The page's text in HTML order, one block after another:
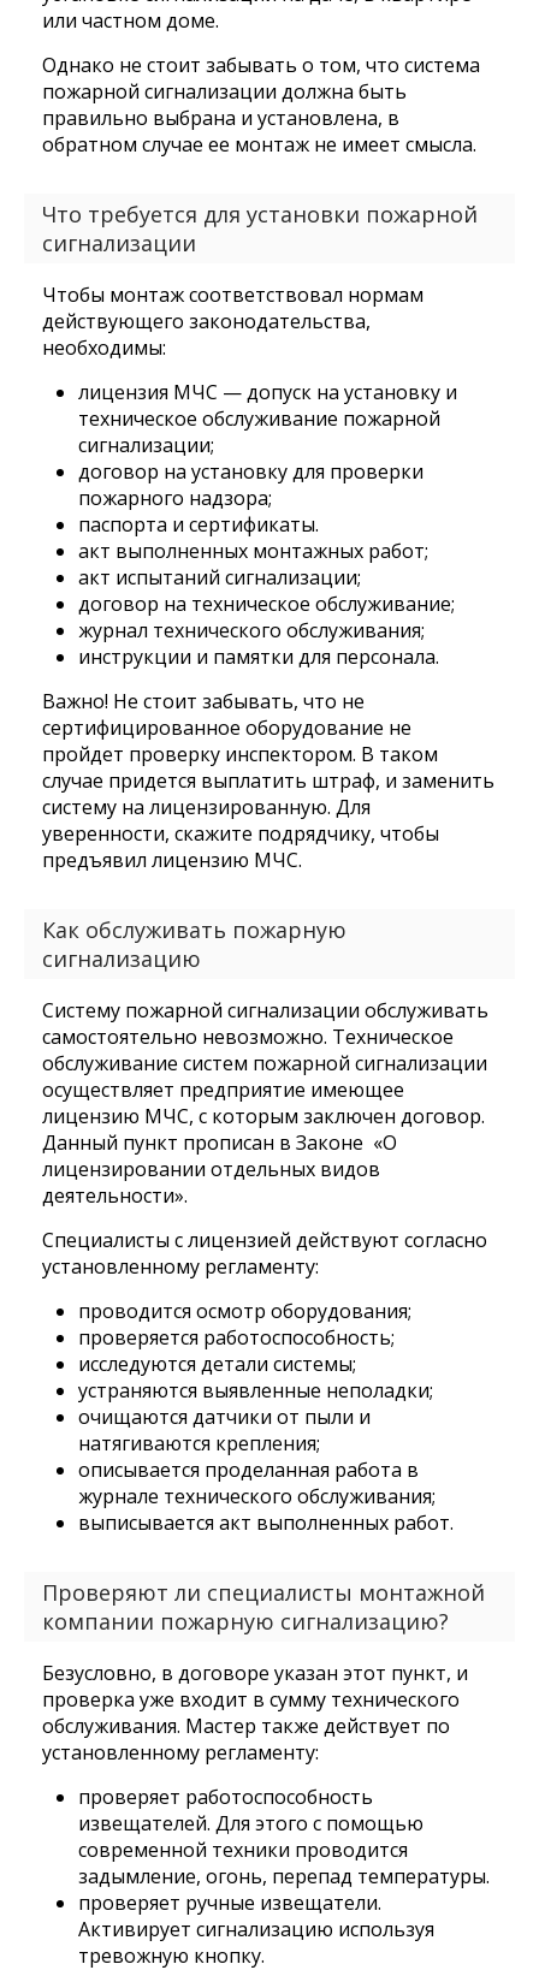
или частном доме.
Однако не стоит забывать о том, что система
пожарной сигнализации должна быть
правильно выбрана и установлена, в
обратном случае ее монтаж не имеет смысла.
Что требуется для установки пожарной
сигнализации
Чтобы монтаж соответствовал нормам
действующего законодательства,
необходимы:
лицензия МЧС — допуск на установку и
техническое обслуживание пожарной
сигнализации;
договор на установку для проверки
пожарного надзора;
паспорта и сертификаты.
акт выполненных монтажных работ;
акт испытаний сигнализации;
договор на техническое обслуживание;
журнал технического обслуживания;
инструкции и памятки для персонала.
Важно! Не стоит забывать, что не
сертифицированное оборудование не
пройдет проверку инспектором. В таком
случае придется выплатить штраф, и заменить
систему на лицензированную. Для
уверенности, скажите подрядчику, чтобы
предъявил лицензию МЧС.
Как обслуживать пожарную
сигнализацию
Систему пожарной сигнализации обслуживать
самостоятельно невозможно. Техническое
обслуживание систем пожарной сигнализации
осуществляет предприятие имеющее
лицензию МЧС, с которым заключен договор.
Данный пункт прописан в Законе «О
лицензировании отдельных видов
деятельности».
Специалисты с лицензией действуют согласно
установленному регламенту:
проводится осмотр оборудования;
проверяется работоспособность;
исследуются детали системы;
устраняются выявленные неполадки;
очищаются датчики от пыли и
натягиваются крепления;
описывается проделанная работа в
журнале технического обслуживания;
выписывается акт выполненных работ.
Проверяют ли специалисты монтажной
компании пожарную сигнализацию?
Безусловно, в договоре указан этот пункт, и
проверка уже входит в сумму технического
обслуживания. Мастер также действует по
установленному регламенту:
проверяет работоспособность
извещателей. Для этого с помощью
современной техники проводится
задымление, огонь, перепад температуры.
проверяет ручные извещатели.
Активирует сигнализацию используя
тревожную кнопку.